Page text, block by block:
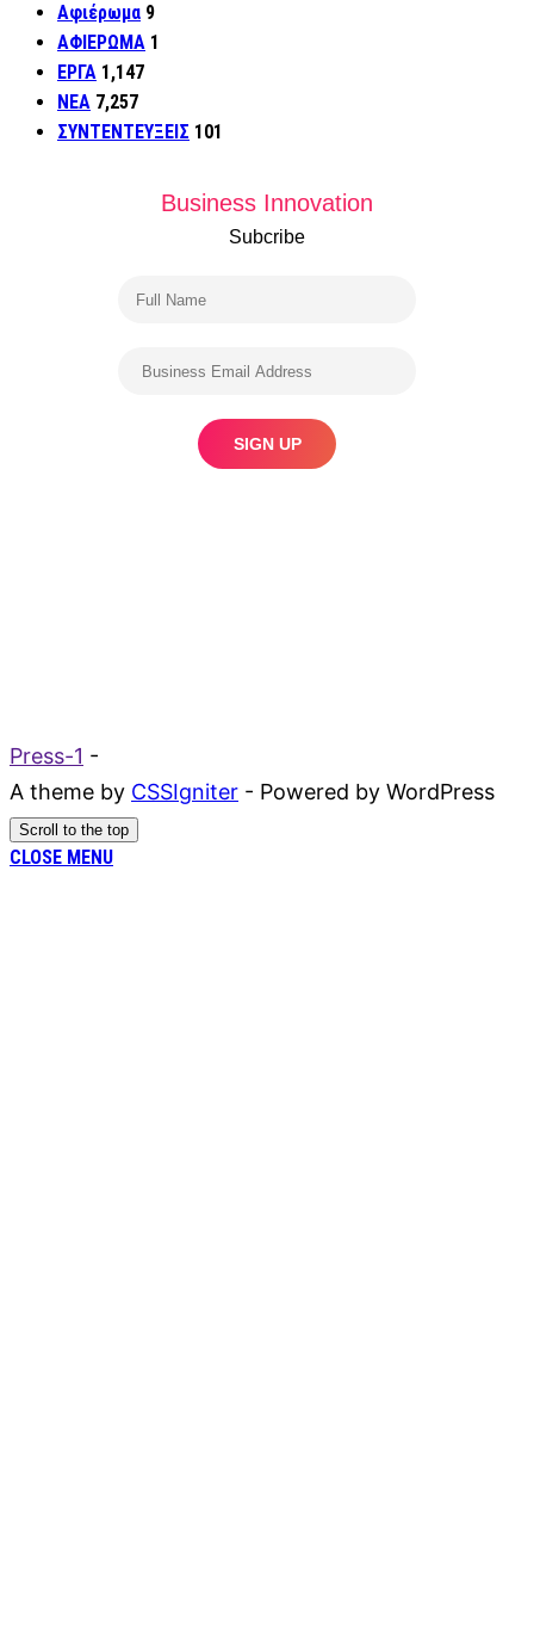
Αφιέρωμα 9
ΑΦΙΕΡΩΜΑ 1
ΕΡΓΑ 1,147
ΝΕΑ 7,257
ΣΥΝΤΕΝΤΕΥΞΕΙΣ 101
Business Innovation
Subcribe
Press-1 -
A theme by CSSIgniter - Powered by WordPress
Scroll to the top
CLOSE MENU